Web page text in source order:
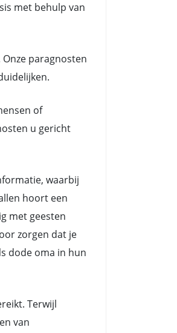
met behulp van
paragnosten
of
u gericht
waarbij
hoort een
met geesten
zorgen dat je
dode oma in hun
Terwijl
van